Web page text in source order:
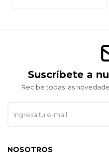
Suscríbete a
Recibe todas las
NOSOTROS